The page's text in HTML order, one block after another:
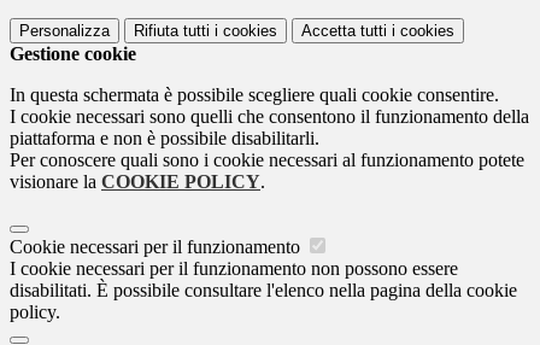
Personalizza Rifiuta tutti i cookies Accetta tutti i cookies
Gestione cookie
In questa schermata è possibile scegliere quali cookie consentire.
I cookie necessari sono quelli che consentono il funzionamento della
piattaforma e non è possibile disabilitarli.
Per conoscere quali sono i cookie necessari al funzionamento potete
visionare la COOKIE POLICY.
Cookie necessari per il funzionamento
I cookie necessari per il funzionamento non possono essere
disabilitati. È possibile consultare l'elenco nella pagina della cookie
policy.